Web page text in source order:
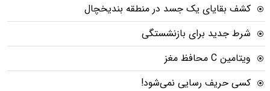
کشف بقایای یک جسد در منطقه بندیخچال
شرط جدید برای بازنشستگی
ویتامین C محافظ مغز
کسی حریف رسایی نمی‌شود!